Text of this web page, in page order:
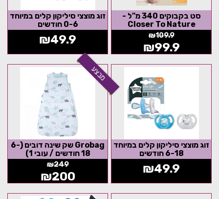
סט בקבוקים 340 מ"ל -
Closer To Nature
₪109.9
₪99.9
זוג מוצצי סיליקון קלים במיוחד
0-6 חודשים
₪49.9
זוג מוצצי סיליקון קלים במיוחד
6-18 חודשים
₪49.9
מבצע
Grobag שק שינה דובים (6-
18 חודשים / עובי 1)
₪249
₪200